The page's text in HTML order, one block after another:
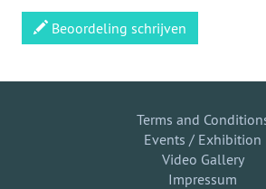
Beoordeling schrijven
Terms and
Events / Exhibition
Video Gallery
Impressum